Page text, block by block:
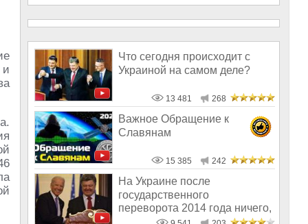
Что сегодня происходит с
Украиной на самом деле?
13 481 268
Важное Обращение к
Славянам
15 385 242
На Украине после
государственного
переворота 2014 года ничего,
кроме грабежа не про